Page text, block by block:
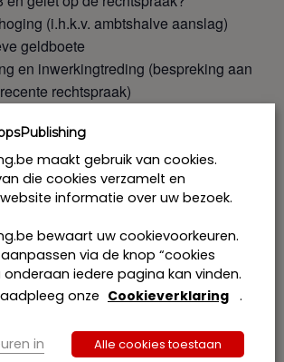
(i.h.k.v. ambtshalve aanslag)
geldboete
en inwerkingtreding (bespreking aan
rechtspraak)
ons vooraf of tijdens het seminarie
op info@knopspublishing.be.
is erkend als opleidingsverstrekker voor
de KMO-portefeuille. Het
van KnopsPublishing is
maakt gebruik van cookies.
die cookies verzamelt en
informatie over uw bezoek.
bewaart uw cookievoorkeuren.
via de knop “cookies
onderaan iedere pagina kan vinden.
onze Cookieverklaring .
in Alle cookies toestaan